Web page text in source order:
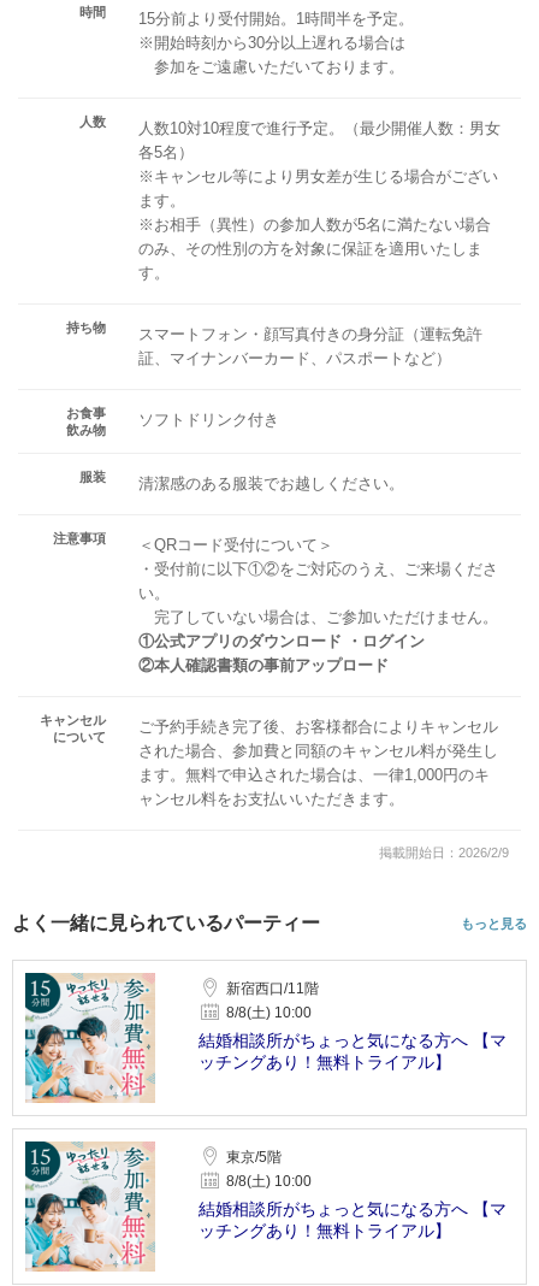
時間
15分前より受付開始。1時間半を予定。
※開始時刻から30分以上遅れる場合は
参加をご遠慮いただいております。
人数
人数10対10程度で進行予定。（最少開催人数：男女
各5名）
※キャンセル等により男女差が生じる場合がござい
ます。
※お相手（異性）の参加人数が5名に満たない場合
のみ、その性別の方を対象に保証を適用いたしま
す。
持ち物
スマートフォン・顔写真付きの身分証（運転免許
証、マイナンバーカード、パスポートなど）
お食事
飲み物
ソフトドリンク付き
服装 清潔感のある服装でお越しください。
注意事項
＜QRコード受付について＞
・受付前に以下①②をご対応のうえ、ご来場くださ
い。
完了していない場合は、ご参加いただけません。
①公式アプリのダウンロード ・ログイン
②本人確認書類の事前アップロード
キャンセル
について
ご予約手続き完了後、お客様都合によりキャンセル
された場合、参加費と同額のキャンセル料が発生し
ます。無料で申込された場合は、一律1,000円のキ
ャンセル料をお支払いいただきます。
掲載開始日：2026/2/9
よく一緒に見られているパーティー もっと見る
新宿西口/11階
8/8(土) 10:00
結婚相談所がちょっと気になる方へ 【マ
ッチングあり！無料トライアル】
東京/5階
8/8(土) 10:00
結婚相談所がちょっと気になる方へ 【マ
ッチングあり！無料トライアル】